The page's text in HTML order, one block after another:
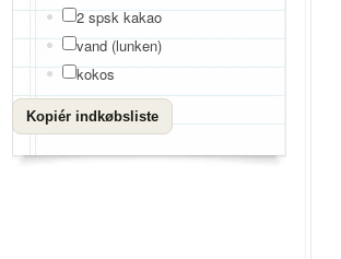
2 spsk kakao
vand (lunken)
kokos
Kopiér indkøbsliste